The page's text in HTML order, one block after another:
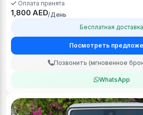
Оплата принята
1,800 AED/День
Бесплатная доставка
Посмотреть
Позвонить (мгновенное
WhatsApp